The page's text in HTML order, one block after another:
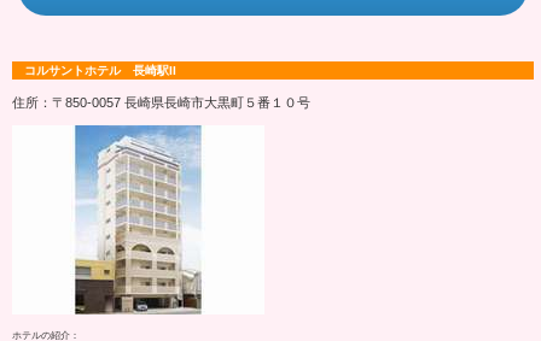
コルサントホテル 長崎駅II
住所：〒850-0057 長崎県長崎市大黒町５番１０号
ホテルの紹介：